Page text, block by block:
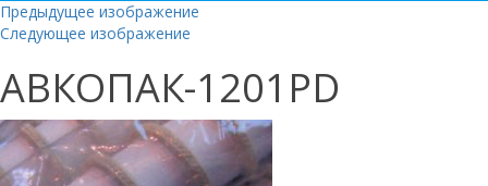
Предыдущее изображение
Следующее изображение
АВКОПАК-1201PD